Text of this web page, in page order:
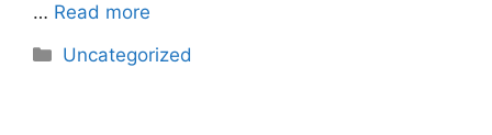
… Read more
Κατηγορίες
Uncategorized